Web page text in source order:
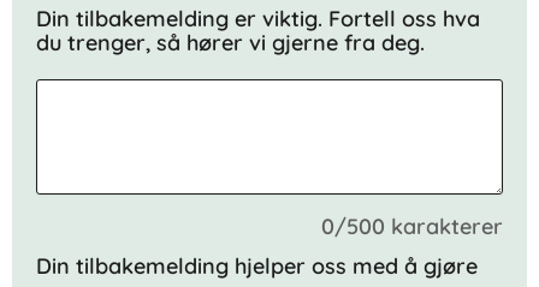
Din tilbakemelding er viktig. Fortell oss hva
du trenger, så hører vi gjerne fra deg.
0/500 karakterer
Din tilbakemelding hjelper oss med å gjøre